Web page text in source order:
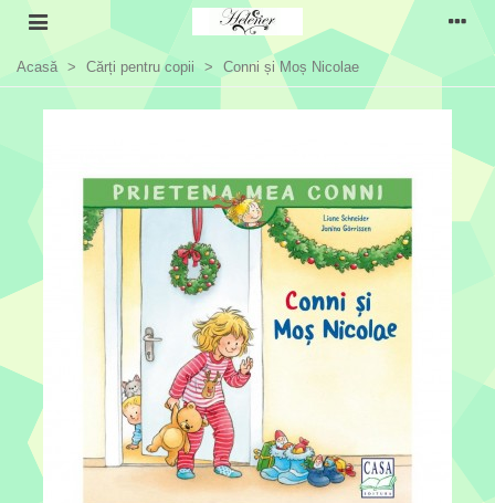
Acasă > Cărți pentru copii > Conni și Moș Nicolae